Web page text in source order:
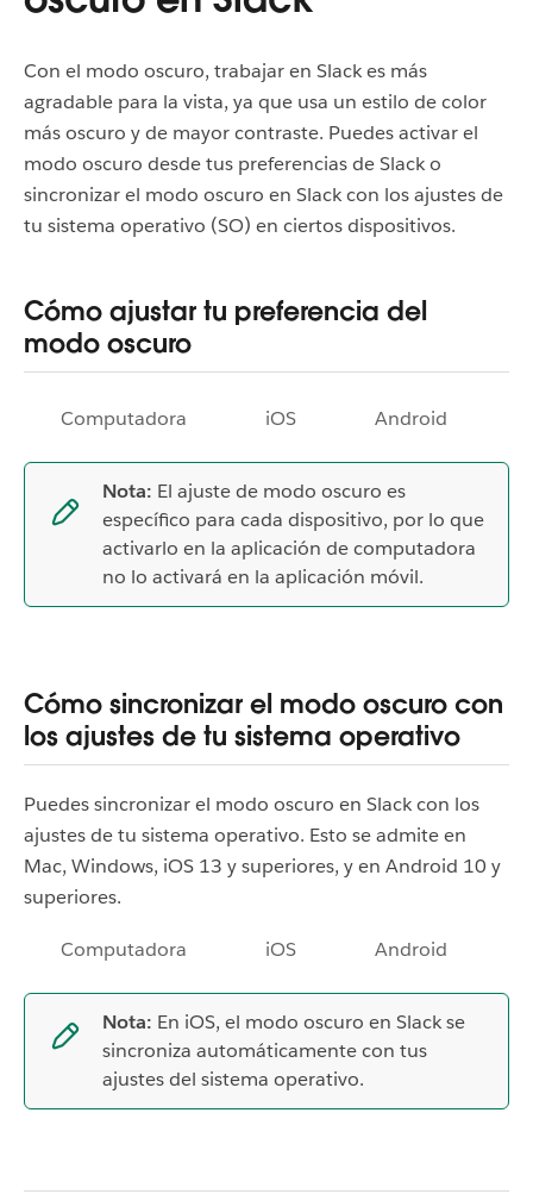
Con el modo oscuro, trabajar en Slack es más
agradable para la vista, ya que usa un estilo de color
más oscuro y de mayor contraste. Puedes activar el
modo oscuro desde tus preferencias de Slack o
sincronizar el modo oscuro en Slack con los ajustes de
tu sistema operativo (SO) en ciertos dispositivos.
Cómo ajustar tu preferencia del
modo oscuro
Computadora iOS Android
Nota: El ajuste de modo oscuro es
específico para cada dispositivo, por lo que
activarlo en la aplicación de computadora
no lo activará en la aplicación móvil.
Cómo sincronizar el modo oscuro con
los ajustes de tu sistema operativo
Puedes sincronizar el modo oscuro en Slack con los
ajustes de tu sistema operativo. Esto se admite en
Mac, Windows, iOS 13 y superiores, y en Android 10 y
superiores.
Computadora iOS Android
Nota: En iOS, el modo oscuro en Slack se
sincroniza automáticamente con tus
ajustes del sistema operativo.